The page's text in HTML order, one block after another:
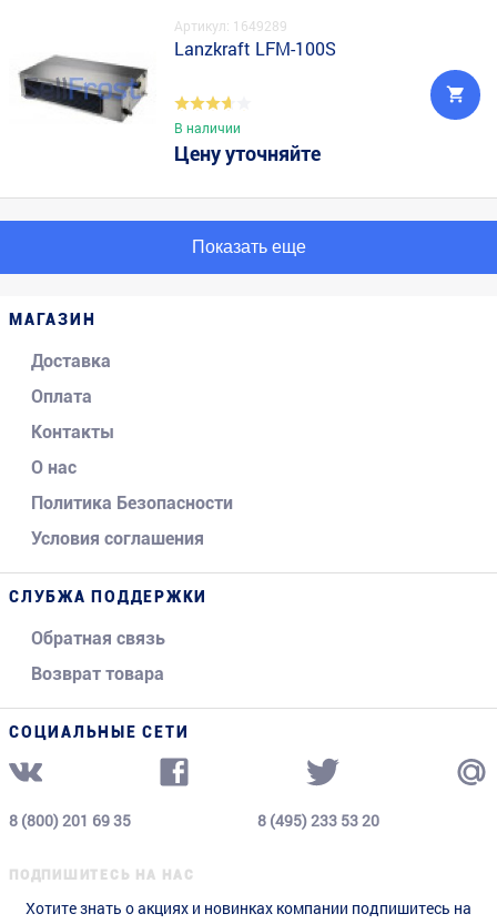
Артикул: 1649289
Lanzkraft LFM-100S
В наличии
Цену уточняйте
Показать еще
МАГАЗИН
Доставка
Оплата
Контакты
О нас
Политика Безопасности
Условия соглашения
СЛУБЖА ПОДДЕРЖКИ
Обратная связь
Возврат товара
СОЦИАЛЬНЫЕ СЕТИ
8 (800) 201 69 35 8 (495) 233 53 20
ПОДПИШИТЕСЬ НА НАС
Хотите знать о акциях и новинках компании подпишитесь на